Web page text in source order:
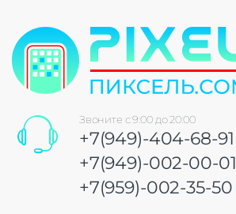
Звоните с 9:00 до 20:00
+7(949)-404-68-91
+7(949)-002-00-01
+7(959)-002-35-50